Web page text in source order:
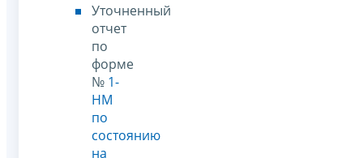
Уточненный
отчет
по
форме
№ 1-
НМ
по
состоянию
на